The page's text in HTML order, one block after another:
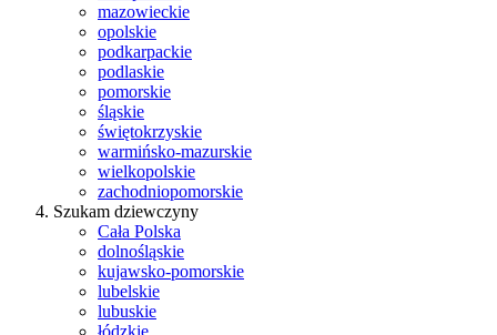
mazowieckie
opolskie
podkarpackie
podlaskie
pomorskie
śląskie
świętokrzyskie
warmińsko-mazurskie
wielkopolskie
zachodniopomorskie
Szukam dziewczyny
Cała Polska
dolnośląskie
kujawsko-pomorskie
lubelskie
lubuskie
łódzkie